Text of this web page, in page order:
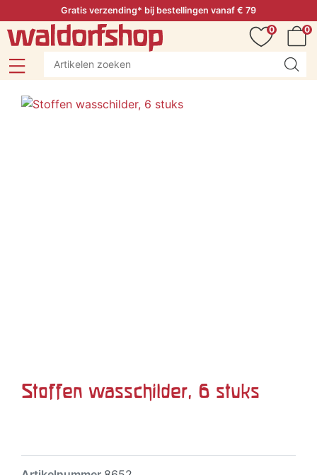
Gratis verzending* bij bestellingen vanaf € 79
0
0
Stoffen wasschilder, 6 stuks